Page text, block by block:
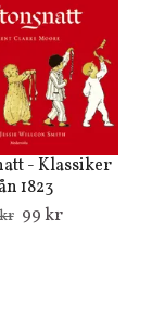
- Klassiker
1823
99 kr